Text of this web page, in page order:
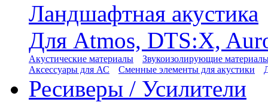
Ландшафтная акустика
Для Atmos, DTS:X,
Акустические материалы
Звукоизолирующие
Аксессуары для АС
Сменные элементы для акустики
Ресиверы / Усилители